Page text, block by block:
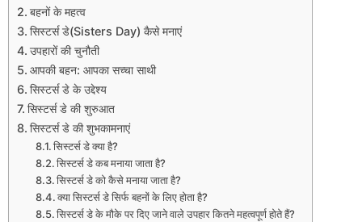
बहनों के महत्व
सिस्टर्स डे(Sisters Day) कैसे मनाएं
उपहारों की चुनौती
आपकी बहन: आपका सच्चा साथी
सिस्टर्स डे के उद्देश्य
सिस्टर्स डे की शुरुआत
सिस्टर्स डे की शुभकामनाएं
सिस्टर्स डे क्या है?
सिस्टर्स डे कब मनाया जाता है?
सिस्टर्स डे को कैसे मनाया जाता है?
क्या सिस्टर्स डे सिर्फ बहनों के लिए होता है?
सिस्टर्स डे के मौके पर दिए जाने वाले उपहार कितने महत्वपूर्ण होते हैं?